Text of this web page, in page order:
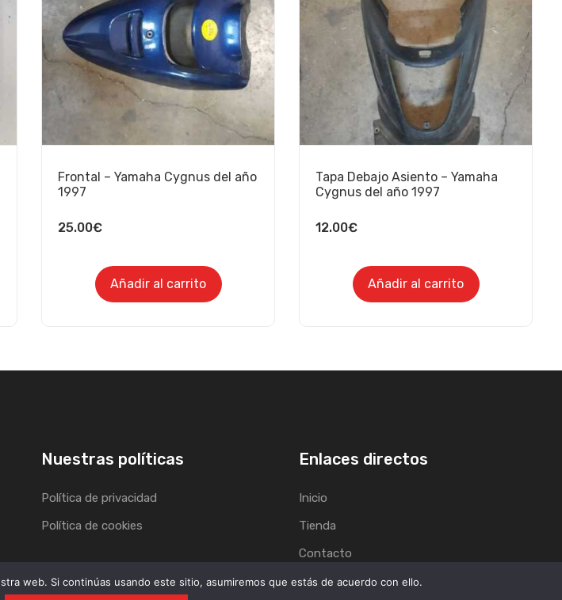
Frontal – Yamaha Cygnus del año
1997
25.00€
Añadir al carrito
Tapa Debajo Asiento – Yamaha
Cygnus del año 1997
12.00€
Añadir al carrito
Nuestras políticas
Política de privacidad
Política de cookies
Enlaces directos
Inicio
Tienda
Contacto
web. Si continúas usando este sitio, asumiremos que estás de acuerdo con ello.